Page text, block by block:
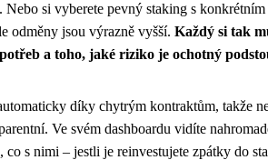
si vyberete pevný staking s
odměny jsou výrazně vyšší. Každý si tak
a toho, jaké riziko je ochotný
díky chytrým kontraktům, takže
Ve svém dashboardu vidíte
co s nimi – jestli je reinvestujete zpátky do